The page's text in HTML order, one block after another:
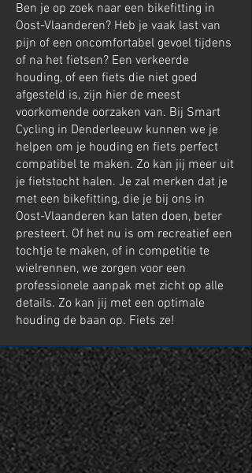
Ben je op zoek naar een bikefitting in
Oost-Vlaanderen? Heb je vaak last van
pijn of een oncomfortabel gevoel tijdens
of na het fietsen? Een verkeerde
houding, of een fiets die niet goed
afgesteld is, zijn hier de meest
voorkomende oorzaken van. Bij Smart
Cycling in Denderleeuw kunnen we je
helpen om je houding en fiets perfect
compatibel te maken. Zo kan jij meer uit
je fietstocht halen. Je zal merken dat je
met een bikefitting, die je bij ons in
Oost-Vlaanderen kan laten doen, beter
presteert. Of het nu is om recreatief een
tochtje te maken, of in competitie te
wielrennen, we zorgen voor een
professionele aanpak met zicht op alle
details. Zo kan jij met een optimale
houding de baan op. Fiets ze!